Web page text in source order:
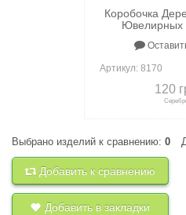
Коробочка
Ювелирных
Артикул: 8170
120
+к сравнению
Выбрано изделий к сравнению: 0
Добавить к сравнению
Добавить в закладки